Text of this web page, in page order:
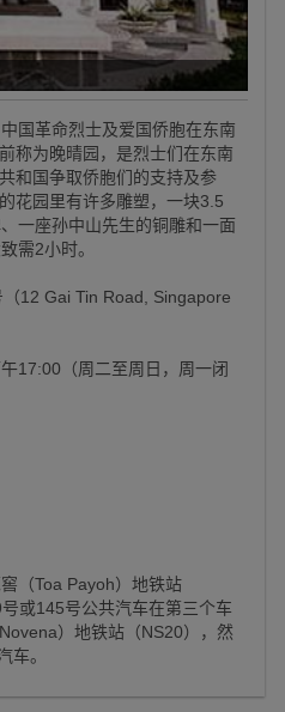
国革命烈士及爱国侨胞在东南
称为晚晴园，是烈士们在东南
和国争取侨胞们的支持及参
花园里有许多雕塑，一块3.5
一座孙中山先生的铜雕和一面
需2小时。
12 Gai Tin Road, Singapore
17:00（周二至周日，周一闭
（Toa Payoh）地铁站
或145号公共汽车在第三个车
）地铁站（NS20），然
车。